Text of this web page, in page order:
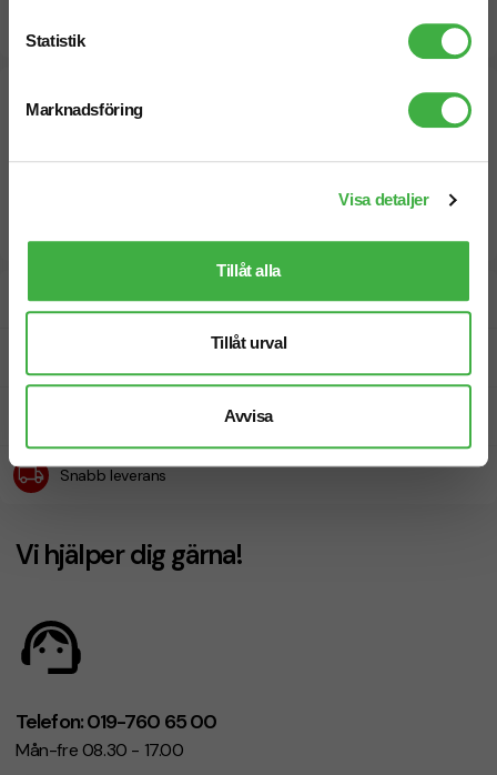
Statistik
Marknadsföring
Visa detaljer
Tillåt alla
Tillåt urval
Avvisa
Designskiss inom 1 h
Snabb leverans
Vi hjälper dig gärna!
Telefon: 019-760 65 00
Mån-fre 08.30 - 17.00